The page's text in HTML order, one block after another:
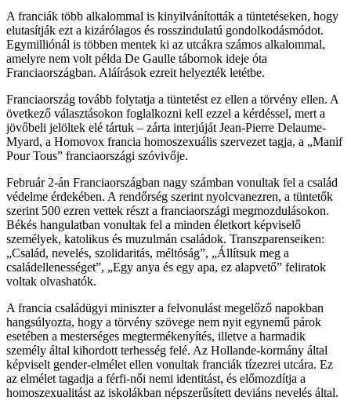
A franciák több alkalommal is kinyilvánították a tüntetéseken, hogy
elutasítják ezt a kizárólagos és rosszindulatú gondolkodásmódot.
Egymilliónál is többen mentek ki az utcákra számos alkalommal,
amelyre nem volt példa De Gaulle tábornok ideje óta
Franciaországban. Aláírások ezreit helyezték letétbe.
Franciaország tovább folytatja a tüntetést ez ellen a törvény ellen. A
övetkező választásokon foglalkozni kell ezzel a kérdéssel, mert a
jövőbeli jelöltek elé tártuk – zárta interjúját Jean-Pierre Delaume-
Myard, a Homovox francia homoszexuális szervezet tagja, a „Manif
Pour Tous” franciaországi szóvivője.
Február 2-án Franciaországban nagy számban vonultak fel a család
védelme érdekében. A rendőrség szerint nyolcvanezren, a tüntetők
szerint 500 ezren vettek részt a franciaországi megmozdulásokon.
Békés hangulatban vonultak fel a minden életkort képviselő
személyek, katolikus és muzulmán családok. Transzparenseiken:
„Család, nevelés, szolidaritás, méltóság”, „Állítsuk meg a
családellenességet”, „Egy anya és egy apa, ez alapvető” feliratok
voltak olvashatók.
A francia családügyi miniszter a felvonulást megelőző napokban
hangsúlyozta, hogy a törvény szövege nem nyit egynemű párok
esetében a mesterséges megtermékenyítés, illetve a harmadik
személy által kihordott terhesség felé. Az Hollande-kormány által
képviselt gender-elmélet ellen vonultak franciák tízezrei utcára. Ez
az elmélet tagadja a férfi-női nemi identitást, és előmozdítja a
homoszexualitást az iskolákban népszerűsített deviáns nevelés által.